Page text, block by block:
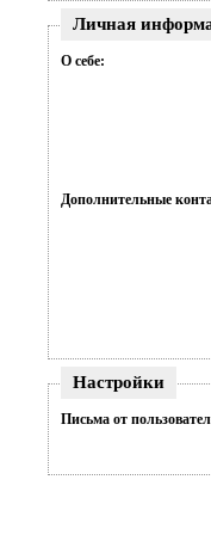
Личная
О себе:
Дополнительные
Настройки
Письма от